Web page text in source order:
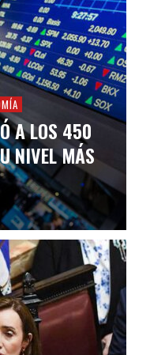
A LOS 450
NIVEL MÁS